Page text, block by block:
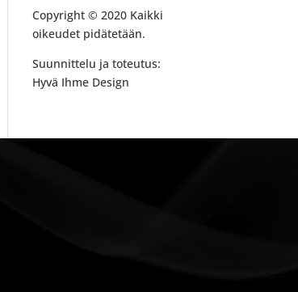
Copyright © 2020 Kaikki
oikeudet pidätetään.
Suunnittelu ja toteutus:
Hyvä Ihme Design